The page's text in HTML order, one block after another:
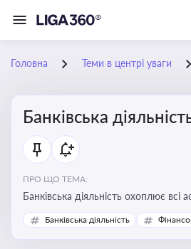
Головна Теми в центрі уваги
Банківська
ПРО ЩО ТЕМА:
Банківська діяльність охоплює всі
регулювання, нагляду та
установ
Банківська діяльність